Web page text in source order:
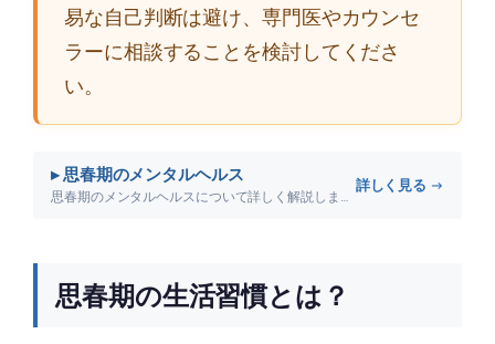
易な自己判断は避け、専門医やカウンセ
ラーに相談することを検討してくださ
い。
▸ 思春期のメンタルヘルス
思春期のメンタルヘルスについて詳しく解説します。
詳しく見る →
思春期の生活習慣とは？